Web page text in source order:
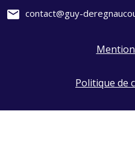
mail contact@guy-
Politique de